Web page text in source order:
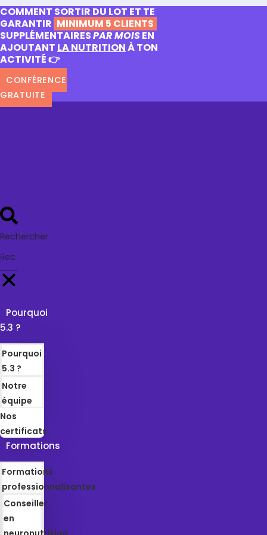
COMMENT SORTIR DU LOT ET TE
GARANTIR MINIMUM 5 CLIENTS
SUPPLÉMENTAIRESPAR MOISEN
AJOUTANT LA NUTRITIONÀ TON
ACTIVITÉ 👉
CONFÉRENCE
GRATUITE
Rechercher
Pourquoi
5.3 ?
Pourquoi
5.3 ?
Notre
équipe
Nos
certificats
Formations
Formations
professionnalisantes
Conseiller
en